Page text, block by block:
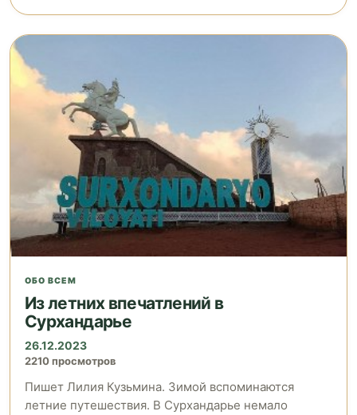
ОБО ВСЕМ
Из летних впечатлений в
Сурхандарье
26.12.2023
2210 просмотров
Пишет Лилия Кузьмина. Зимой вспоминаются
летние путешествия. В Сурхандарье немало